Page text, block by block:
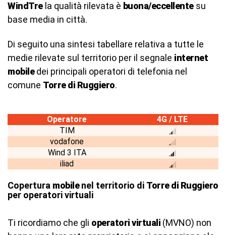
WindTrela qualità rilevata è buona/eccellentesu
base media in città.
Di seguito una sintesi tabellare relativa a tutte le
medie rilevate sul territorio per il segnale internet
mobiledei principali operatori di telefonia nel
comune Torre di Ruggiero.
Operatore
4G / LTE
TIM
vodafone
Wind 3 ITA
iliad
Copertura mobilenel territorio di Torre di Ruggiero
per operatori virtuali
Ti ricordiamo che gli operatori virtuali (MVNO) non